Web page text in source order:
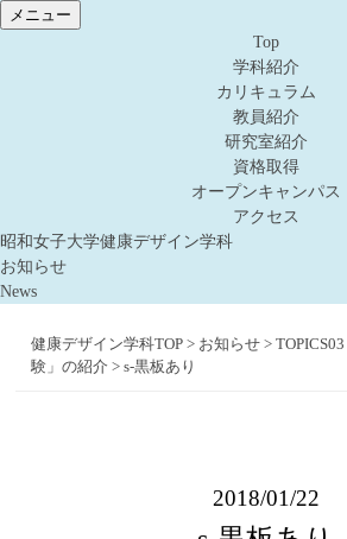
メニュー
Top
学科紹介
カリキュラム
教員紹介
研究室紹介
資格取得
オープンキャンパス
アクセス
昭和女子大学健康デザイン学科
お知らせ
News
健康デザイン学科TOP > お知らせ >TOPICS03
験」の紹介 >s-黒板あり
2018/01/22